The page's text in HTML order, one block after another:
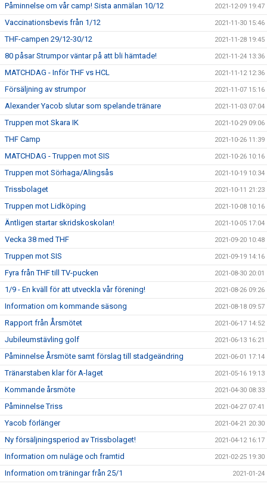
Påminnelse om vår camp! Sista anmälan 10/12 2021-12-09 19:47
Vaccinationsbevis från 1/12 2021-11-30 15:46
THF-campen 29/12-30/12 2021-11-28 19:45
80 påsar Strumpor väntar på att bli hämtade! 2021-11-24 13:36
MATCHDAG - Inför THF vs HCL 2021-11-12 12:36
Försäljning av strumpor 2021-11-07 15:16
Alexander Yacob slutar som spelande tränare 2021-11-03 07:04
Truppen mot Skara IK 2021-10-29 09:06
THF Camp 2021-10-26 11:39
MATCHDAG - Truppen mot SIS 2021-10-26 10:16
Truppen mot Sörhaga/Alingsås 2021-10-19 10:34
Trissbolaget 2021-10-11 21:23
Truppen mot Lidköping 2021-10-08 10:16
Äntligen startar skridskoskolan! 2021-10-05 17:04
Vecka 38 med THF 2021-09-20 10:48
Truppen mot SIS 2021-09-19 14:16
Fyra från THF till TV-pucken 2021-08-30 20:01
1/9 - En kväll för att utveckla vår förening! 2021-08-26 09:26
Information om kommande säsong 2021-08-18 09:57
Rapport från Årsmötet 2021-06-17 14:52
Jubileumstävling golf 2021-06-13 16:21
Påminnelse Årsmöte samt förslag till stadgeändring 2021-06-01 17:14
Tränarstaben klar för A-laget 2021-05-16 19:13
Kommande årsmöte 2021-04-30 08:33
Påminnelse Triss 2021-04-27 07:41
Yacob förlänger 2021-04-21 20:30
Ny försäljningsperiod av Trissbolaget! 2021-04-12 16:17
Information om nuläge och framtid 2021-02-25 19:30
Information om träningar från 25/1 2021-01-24